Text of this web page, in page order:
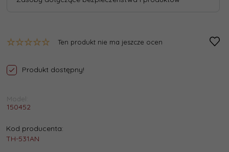
Ten produkt nie ma jeszcze ocen
Produkt dostępny!
Model:
150452
Kod producenta:
TH-531AN